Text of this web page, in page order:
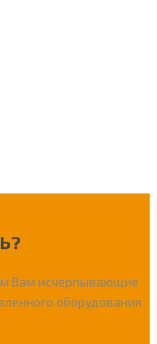
Вам исчерпывающие
оборудования